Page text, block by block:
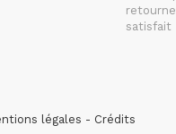
satisfait
légales Crédits